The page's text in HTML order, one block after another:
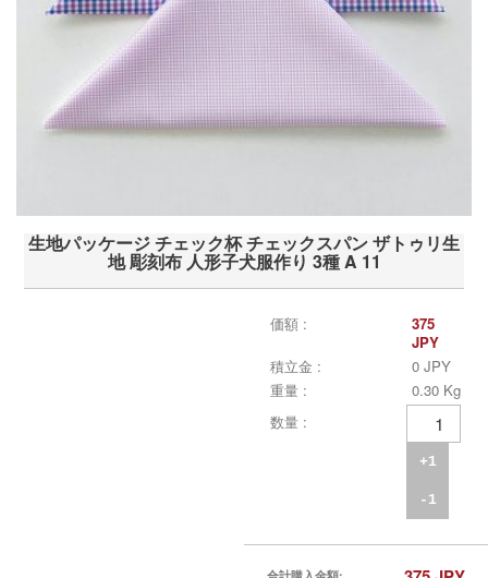
生地パッケージ チェック杯 チェックスパン ザトゥリ生
地 彫刻布 人形子犬服作り 3種 A 11
価額 :
375
JPY
積立金 :
0 JPY
重量 :
0.30 Kg
数量 :
+1
-1